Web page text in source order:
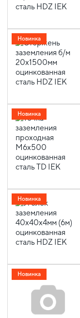
Новинка
Новинка
Новинка
Новинка